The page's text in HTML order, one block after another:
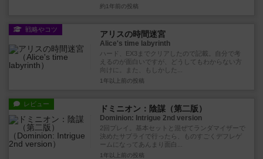
約1年前 の投稿
戦略やコツ アリスの時間迷宮
Alice's time labyrinth
ハード、EX3までクリアしたので記載。自分で考
えるのが面白いですが、どうしてもわからない方
向けに。また、もしかした...
1年以上前 の投稿
レビュー ドミニオン：陰謀（第二版）
Dominion: Intrigue 2nd version
2回プレイ。基本セットと混ぜてランダマイザーで
決めたサプライで行ったら、ものすごくデフレゲ
ームになってあんまり面白...
1年以上前 の投稿